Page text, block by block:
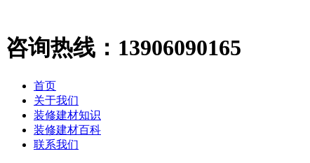
咨询热线： 13906090165
首页
关于我们
装修建材知识
装修建材百科
联系我们